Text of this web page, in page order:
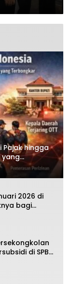
Pajak hingga
yang
2026 di
bagi
Kunci
di SPBU